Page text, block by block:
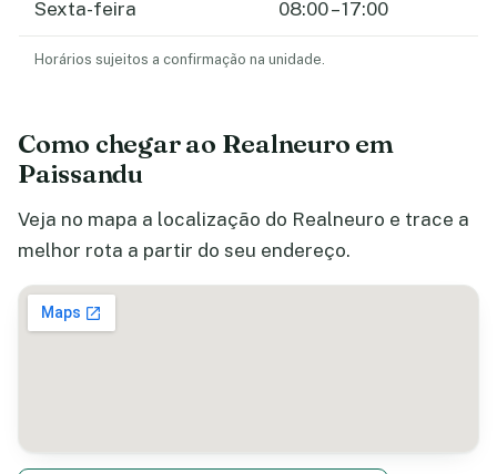
Sexta-feira 08:00 – 17:00
Horários sujeitos a confirmação na unidade.
Como chegar ao Realneuro em
Paissandu
Veja no mapa a localização do Realneuro e trace a
melhor rota a partir do seu endereço.